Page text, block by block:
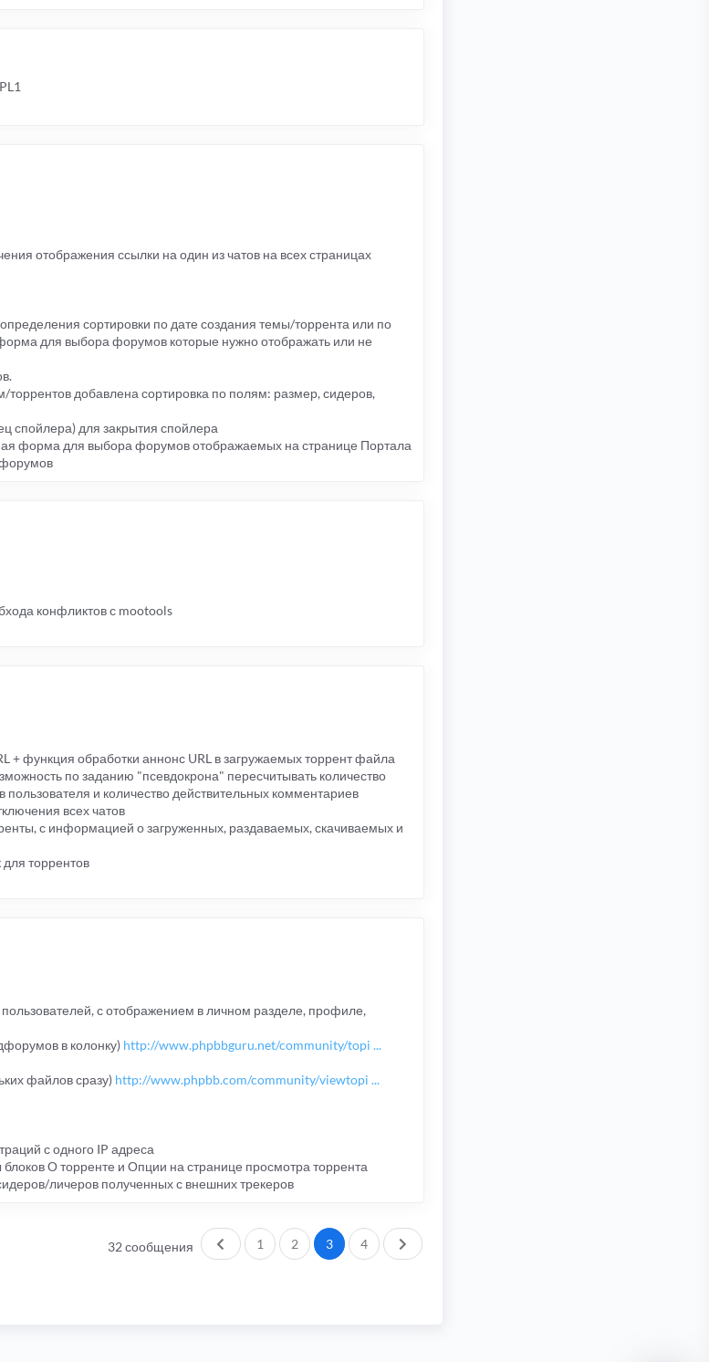
отображения ссылки на один из чатов на всех страницах
сортировки по дате создания темы/торрента или по
для выбора форумов которые нужно отображать или не
торрентов добавлена сортировка по полям: размер, сидеров,
спойлера) для закрытия спойлера
форма для выбора форумов отображаемых на странице Портала
конфликтов с mootools
+ функция обработки аннонс URL в загружаемых торрент файла
по заданию "псевдокрона" пересчитывать количество
и количество действительных комментариев
всех чатов
с информацией о загруженных, раздаваемых, скачиваемых и
торрентов
с отображением в личном разделе, профиле,
в колонку) http://www.phpbbguru.net/community/topi ...
файлов сразу) http://www.phpbb.com/community/viewtopi ...
с одного IP адреса
О торренте и Опции на странице просмотра торрента
личеров полученных с внешних трекеров
32 сообщения Пред.1 2 3 4 След.